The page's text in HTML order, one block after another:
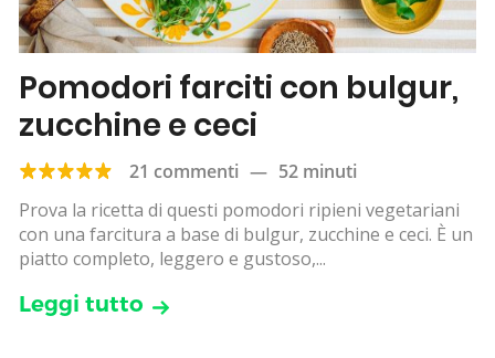
Pomodori farciti con bulgur,
zucchine e ceci
21 commenti — 52 minuti
Prova la ricetta di questi pomodori ripieni vegetariani
con una farcitura a base di bulgur, zucchine e ceci. È un
piatto completo, leggero e gustoso,...
Leggi tutto